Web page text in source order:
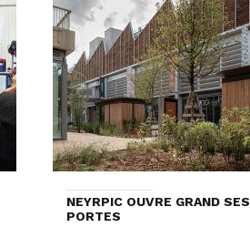
NEYRPIC OUVRE GRAND SES
PORTES